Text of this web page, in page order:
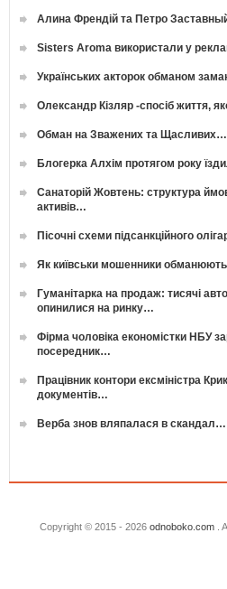
Алина Френдій та Петро
Sisters Aroma використали у
Українських акторок обманом
Олександр Кізляр -спосіб життя,
Обман на Зважених та Щасливих…
Блогерка Алхім протягом року
Санаторій Жовтень: структура
активів…
Пісочні схеми підсанкційного
Як київськи мошенники обманюють
Гуманітарка на продаж: тисячі
опинилися на ринку…
Фірма чоловіка економістки НБУ
посередник…
Працівник контори ексміністра
документів…
Верба знов вляпалася в скандал…
Copyright © 2015 - 2026 odnoboko.com.